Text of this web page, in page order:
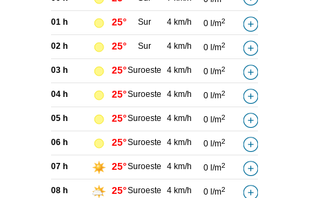
01 h 25° Sur 4 km/h 0 l/m2
02 h 25° Sur 4 km/h 0 l/m2
03 h 25°Suroeste 4 km/h 0 l/m2
04 h 25°Suroeste 4 km/h 0 l/m2
05 h 25°Suroeste 4 km/h 0 l/m2
06 h 25°Suroeste 4 km/h 0 l/m2
07 h 25°Suroeste 4 km/h 0 l/m2
08 h 25°Suroeste 4 km/h 0 l/m2